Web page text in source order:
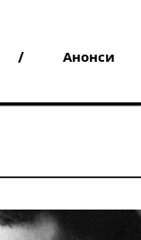
Анонси